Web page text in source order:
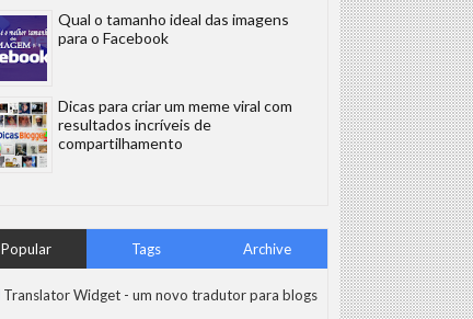
Qual o tamanho ideal das imagens
para o Facebook
Dicas para criar um meme viral com
resultados incríveis de
compartilhamento
Popular Tags Archive
Translator Widget - um novo tradutor para blogs